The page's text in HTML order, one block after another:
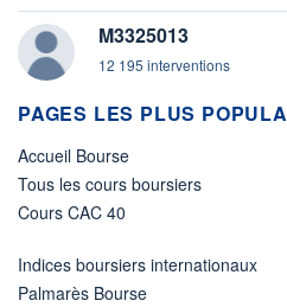
M3325013
12 195 interventions
PAGES LES PLUS
Accueil Bourse
Tous les cours boursiers
Cours CAC 40
Indices boursiers internationaux
Palmarès Bourse